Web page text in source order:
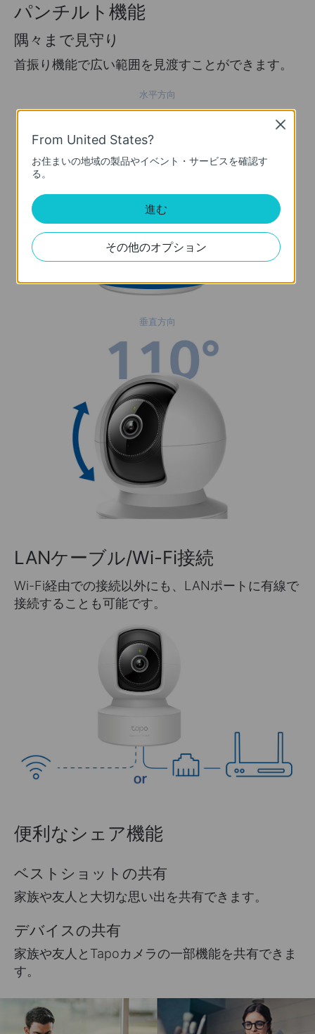
パンチルト機能
隅々まで見守り
首振り機能で広い範囲を見渡すことができます。
水平方向
垂直方向
LANケーブル/Wi-Fi接続
Wi-Fi経由での接続以外にも、LANポートに有線で
接続することも可能です。
便利なシェア機能
ベストショットの共有
家族や友人と大切な思い出を共有できます。
デバイスの共有
家族や友人とTapoカメラの一部機能を共有できま
す。
From United States?
お住まいの地域の製品やイベント・サービスを確認す
る。
進む
その他のオプション
Close